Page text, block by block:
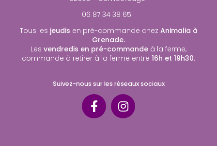
06 87 34 38 65
Tous les jeudis en pré-commande chez Animalia à
Grenade.
Les vendredis en pré-commande à la ferme,
commande à retirer à la ferme entre 16h et 19h30.
Suivez-nous sur les réseaux sociaux